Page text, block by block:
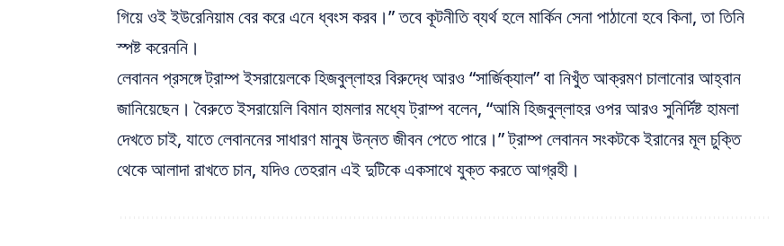
গিয়ে ওই ইউরেনিয়াম বের করে এনে ধ্বংস করব।” তবে কূটনীতি ব্যর্থ হলে মার্কিন সেনা পাঠানো হবে কিনা, তা তিনি
স্পষ্ট করেননি।
লেবানন প্রসঙ্গে ট্রাম্প ইসরায়েলকে হিজবুল্লাহর বিরুদ্ধে আরও “সার্জিক্যাল” বা নিখুঁত আক্রমণ চালানোর আহ্বান
জানিয়েছেন। বৈরুতে ইসরায়েলি বিমান হামলার মধ্যে ট্রাম্প বলেন, “আমি হিজবুল্লাহর ওপর আরও সুনির্দিষ্ট হামলা
দেখতে চাই, যাতে লেবাননের সাধারণ মানুষ উন্নত জীবন পেতে পারে।” ট্রাম্প লেবানন সংকটকে ইরানের মূল চুক্তি
থেকে আলাদা রাখতে চান, যদিও তেহরান এই দুটিকে একসাথে যুক্ত করতে আগ্রহী।